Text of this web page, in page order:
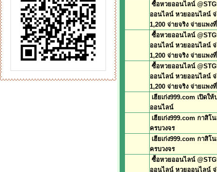
ซื้อหวยออนไลน์
ออนไลน์ หวยออนไลน์ จ่
1,200 จ่ายจริง จ่ายแพง
ซื้อหวยออนไลน์
ออนไลน์ หวยออนไลน์ จ่
1,200 จ่ายจริง จ่ายแพง
ซื้อหวยออนไลน์
ออนไลน์ หวยออนไลน์ จ่
1,200 จ่ายจริง จ่ายแพง
เฮียเก่ง999.com เปิดใ
ออนไลน์
เฮียเก่ง999.com กาสิโ
ครบวงจร
เฮียเก่ง999.com กาสิโ
ครบวงจร
ซื้อหวยออนไลน์
ออนไลน์ หวยออนไลน์ จ่